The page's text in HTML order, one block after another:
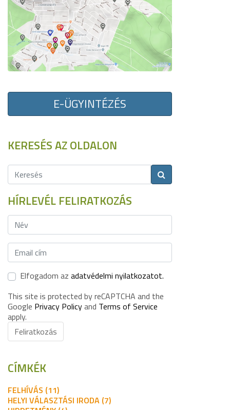
E-ÜGYINTÉZÉS
KERESÉS AZ OLDALON
HÍRLEVÉL FELIRATKOZÁS
Elfogadom az adatvédelmi nyilatkozatot.
This site is protected by reCAPTCHA and the
Google Privacy Policyand Terms of Service
apply.
Feliratkozás
CÍMKÉK
FELHÍVÁS (11)
HELYI VÁLASZTÁSI IRODA (7)